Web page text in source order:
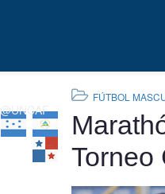
@UNCAF
FÚTBOL
Torneo